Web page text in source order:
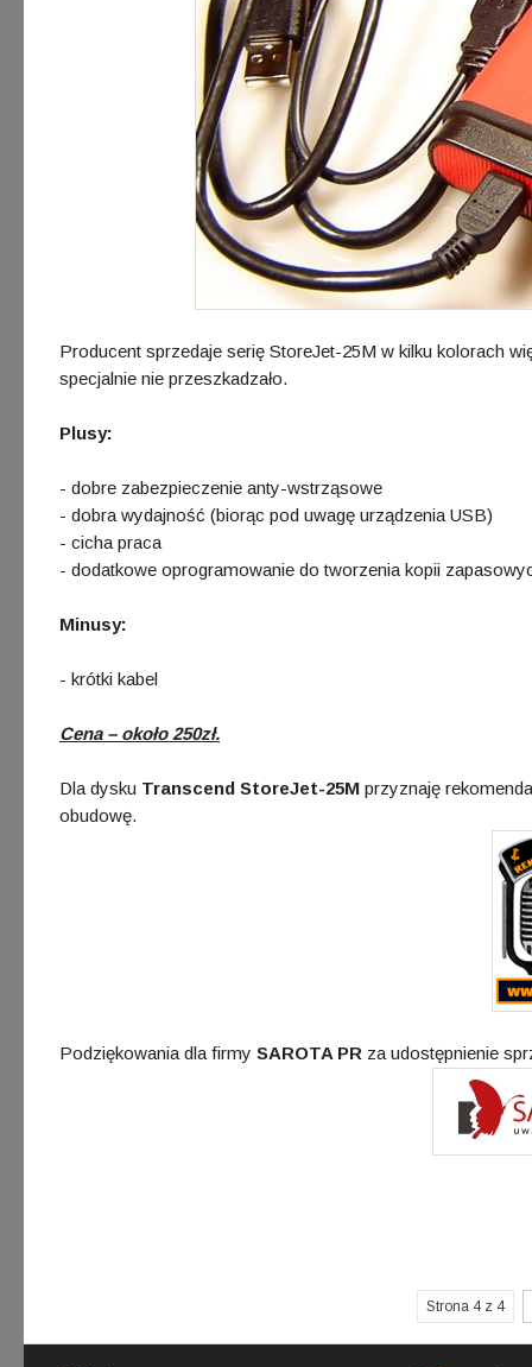
Producent sprzedaje serię StoreJet-25M w kilku kolorach
specjalnie nie przeszkadzało.
Plusy:
- dobre zabezpieczenie anty-wstrząsowe
- dobra wydajność (biorąc pod uwagę urządzenia USB)
- cicha praca
- dodatkowe oprogramowanie do tworzenia kopii
Minusy:
- krótki kabel
Cena – około 250zł.
Dla dysku Transcend StoreJet-25M przyznaję
obudowę.
Podziękowania dla firmy SAROTA PR za udostępnienie
Strona 4 z 4